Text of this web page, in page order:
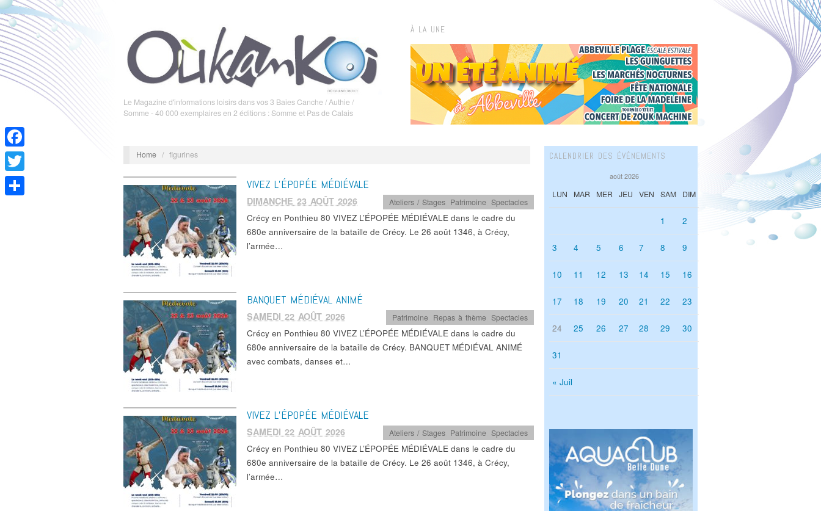
Le Magazine d'informations loisirs dans vos 3 Baies Canche / Authie /
Somme - 40 000 exemplaires en 2 éditions : Somme et Pas de Calais
À LA UNE
Home / figurines
VIVEZ L’ÉPOPÉE MÉDIÉVALE
DIMANCHE 23 AOÛT 2026 Ateliers / Stages Patrimoine ,Spectacles
Crécy en Ponthieu 80 VIVEZ L’ÉPOPÉE MÉDIÉVALE dans le cadre du
680e anniversaire de la bataille de Crécy. Le 26 août 1346, à Crécy,
l’armée…
BANQUET MÉDIÉVAL ANIMÉ
SAMEDI 22 AOÛT 2026 Patrimoine Repas à thème ,Spectacles
Crécy en Ponthieu 80 VIVEZ L’ÉPOPÉE MÉDIÉVALE dans le cadre du
680e anniversaire de la bataille de Crécy. BANQUET MÉDIÉVAL ANIMÉ
avec combats, danses et…
VIVEZ L’ÉPOPÉE MÉDIÉVALE
SAMEDI 22 AOÛT 2026 Ateliers / Stages Patrimoine ,Spectacles
Crécy en Ponthieu 80 VIVEZ L’ÉPOPÉE MÉDIÉVALE dans le cadre du
680e anniversaire de la bataille de Crécy. Le 26 août 1346, à Crécy,
l’armée…
CALENDRIER DES ÉVÉNEMENTS
août 2026
LUN MAR MER JEU VEN SAM DIM
« Juil
1 2
3 4 5 6 7 8 9
10 11 12 13 14 15 16
17 18 19 20 21 22 23
24 25 26 27 28 29 30
31
Facebook
Twitter